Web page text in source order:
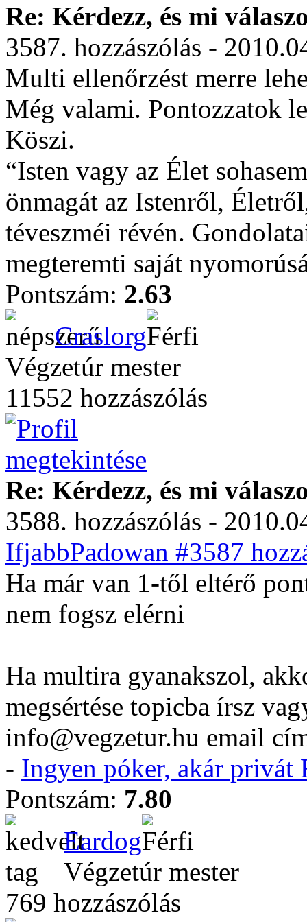
Re: Kérdezz, és mi
3587. hozzászólás -
Multi ellenőrzést merre
Még valami. Pontozzatok
Köszi.
“Isten vagy az Élet
önmagát az Istenről,
téveszméi révén.
megteremti saját
Pontszám: 2.63
Craslorg
Végzetúr mester
11552 hozzászólás
Re: Kérdezz, és mi
3588. hozzászólás -
IfjabbPadowan #3587
Ha már van 1-től eltérő
nem fogsz elérni
Ha multira gyanakszol,
megsértése topicba írsz
info@vegzetur.hu email
- Ingyen póker, akár privát
Pontszám: 7.80
Eardog
Végzetúr mester
769 hozzászólás